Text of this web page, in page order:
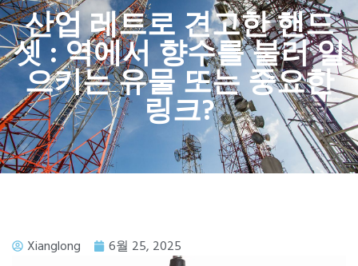
산업 레트로 견고한 핸드
셋 : 역에서 향수를 불러 일
으키는 유물 또는 중요한
링크?
Xianglong 6월 25, 2025